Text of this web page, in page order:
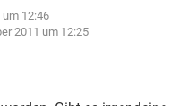
TIKTOK
INSTAGRAM
STREAMING
um 12:46
2011 um 12:25